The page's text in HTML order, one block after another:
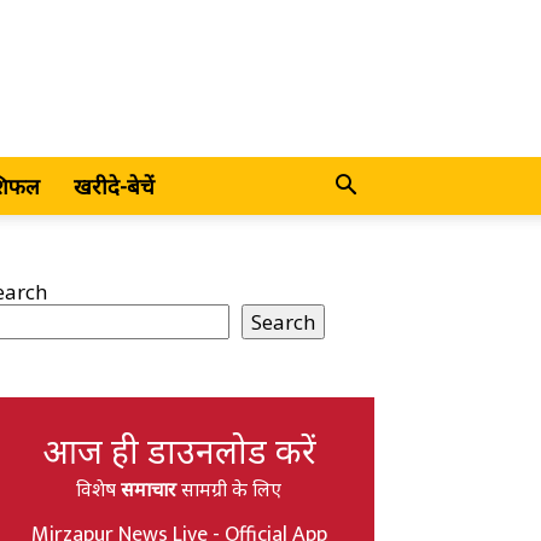
खरीदे-बेचें
Search
आज ही डाउनलोड करें
विशेषसमाचारसामग्री के लिए